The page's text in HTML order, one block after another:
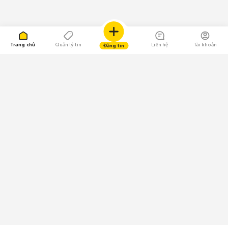
Trang chủ Quản lý tin Đăng tin Liên hệ Tài khoản